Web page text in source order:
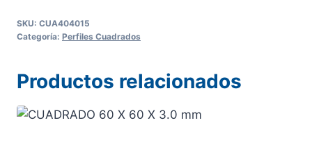
40
mm
cantidad
SKU: CUA404015
Categoría: Perfiles Cuadrados
Productos relacionados